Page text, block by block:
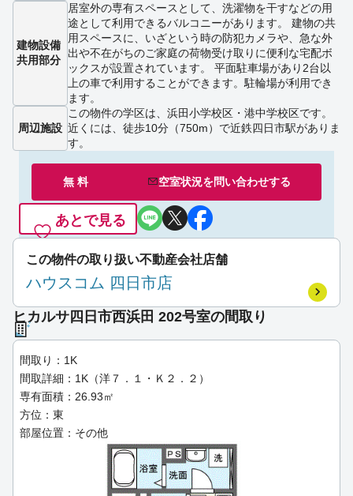
建物設備
共用部分
居室外の専有スペースとして、洗濯物を干すなどの用
途として利用できるバルコニーがあります。 建物の共
用スペースに、いざという時の防犯カメラや、急な外
出や不在がちのご家庭の荷物受け取りに便利な宅配ボ
ックスが設置されています。 平面駐車場があり2台以
上の車で利用することができます。駐輪場が利用でき
ます。
周辺施設
この物件の学区は、浜田小学校区・港中学校区です。
近くには、徒歩10分（750m）で近鉄四日市駅がありま
す。
無 料 空室状況を問い合わせする
あとで見る
この物件の取り扱い不動産会社店舗
ハウスコム 四日市店
ヒカルサ四日市西浜田 202号室の間取り
間取り：1K
間取詳細：1K（洋７．１・Ｋ２．２）
専有面積：26.93㎡
方位：東
部屋位置：その他